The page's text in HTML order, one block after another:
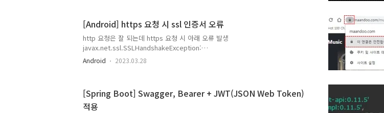
위 repository 는 서브 모듈(submodule) 서브모듈을 사용하면 특정한 git 레포
지토리를 다른 레포지토리의 하위 디렉토리로 사용할 수 있다. → 상위 r..
[Android] https 요청 시 ssl 인증서 오류
http 요청은 잘 되는데 https 요청 시 아래 오류 발생
javax.net.ssl.SSLHandshakeException:
java.security.cert.CertPathValidatorException:Trust anchor for
쇠 클릭 - 인증서 정보 클릭 - 세부정보 탭 선택 후 내보내기 버튼 클릭 2. 프로젝
트에 인증서 복사 - res > raw 위치에 인증서 붙여넣기 3. Connection 시 인증
Android 2023.03.28
[Spring Boot] Swagger, Bearer + JWT(JSON Web Token)
적용